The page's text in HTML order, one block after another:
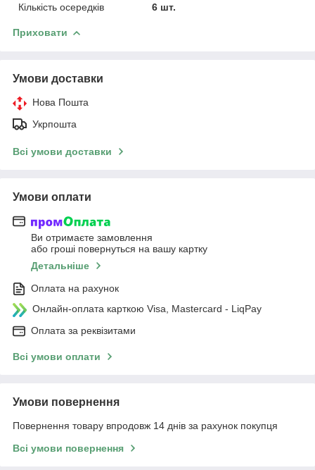
Кількість осередків
6 шт.
Приховати
Умови доставки
Нова Пошта
Укрпошта
Всі умови доставки
Умови оплати
Ви отримаєте замовлення
або гроші повернуться на вашу картку
Детальніше
Оплата на рахунок
Онлайн-оплата карткою Visa, Mastercard - LiqPay
Оплата за реквізитами
Всі умови оплати
Умови повернення
Повернення товару впродовж 14 днів за рахунок покупця
Всі умови повернення